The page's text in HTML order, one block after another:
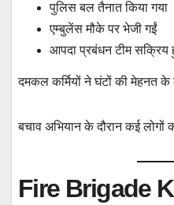
पुलिस बल तैनात किया गया
एम्बुलेंस मौके पर भेजी गईं
आपदा प्रबंधन टीम सक्रिय
दमकल कर्मियों ने घंटों की मेहनत के
बचाव अभियान के दौरान कई लोगों
Fire Brigade